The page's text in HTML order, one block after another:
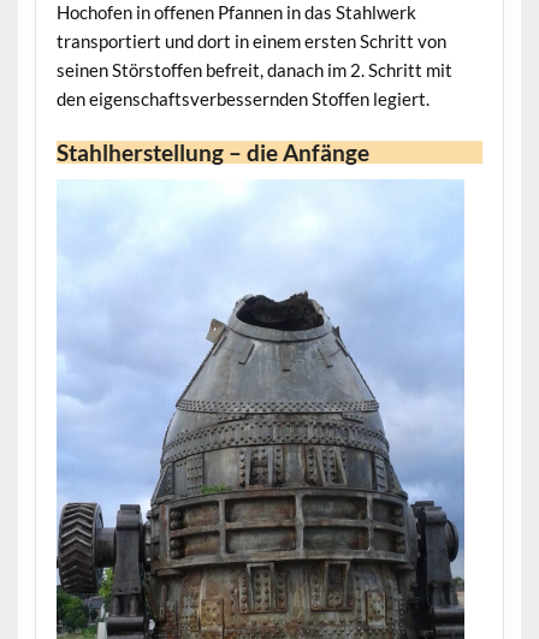
Hochofen in offenen Pfannen in das Stahlwerk
transportiert und dort in einem ersten Schritt von
seinen Störstoffen befreit, danach im 2. Schritt mit
den eigenschaftsverbessernden Stoffen legiert.
Stahlherstellung – die Anfänge